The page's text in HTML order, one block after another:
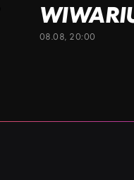
08.08, 20:00